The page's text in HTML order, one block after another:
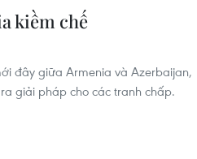
kiềm chế
đây giữa Armenia và Azerbaijan,
giải pháp cho các tranh chấp.